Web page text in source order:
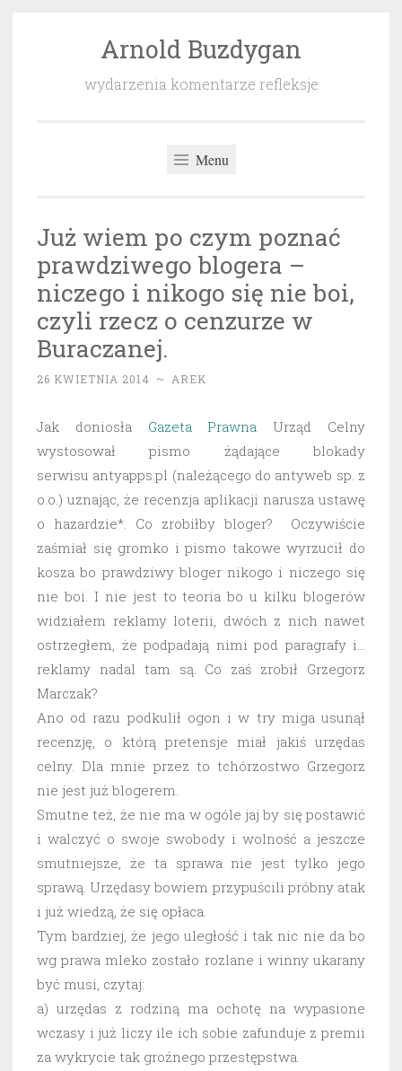
Arnold Buzdygan
wydarzenia komentarze refleksje
Menu
Już wiem po czym poznać
prawdziwego blogera –
niczego i nikogo się nie boi,
czyli rzecz o cenzurze w
Buraczanej.
26 KWIETNIA 2014 ~ AREK
Jak doniosła Gazeta Prawna Urząd Celny
wystosował pismo żądające blokady
serwisu antyapps.pl (należącego do antyweb sp. z
o.o.) uznając, że recenzja aplikacji narusza ustawę
o hazardzie*. Co zrobiłby bloger? Oczywiście
zaśmiał się gromko i pismo takowe wyrzucił do
kosza bo prawdziwy bloger nikogo i niczego się
nie boi. I nie jest to teoria bo u kilku blogerów
widziałem reklamy loterii, dwóch z nich nawet
ostrzegłem, że podpadają nimi pod paragrafy i…
reklamy nadal tam są. Co zaś zrobił Grzegorz
Marczak?
Ano od razu podkulił ogon i w try miga usunął
recenzję, o którą pretensje miał jakiś urzędas
celny. Dla mnie przez to tchórzostwo Grzegorz
nie jest już blogerem.
Smutne też, że nie ma w ogóle jaj by się postawić
i walczyć o swoje swobody i wolność a jeszcze
smutniejsze, że ta sprawa nie jest tylko jego
sprawą. Urzędasy bowiem przypuścili próbny atak
i już wiedzą, że się opłaca.
Tym bardziej, że jego uległość i tak nic nie da bo
wg prawa mleko zostało rozlane i winny ukarany
być musi, czytaj:
a) urzędas z rodziną ma ochotę na wypasione
wczasy i już liczy ile ich sobie zafunduje z premii
za wykrycie tak groźnego przestępstwa.